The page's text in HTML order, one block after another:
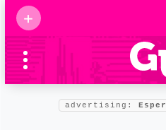
+
Supermamás
2025
Marcas de
confianza
Foro salud
advertising: